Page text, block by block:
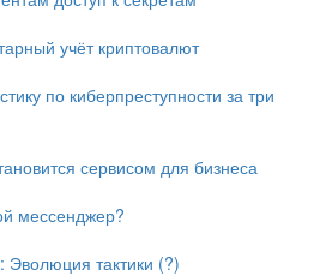
учёт криптовалют
по киберпреступности за три
сервисом для бизнеса
мессенджер?
тактики (?)